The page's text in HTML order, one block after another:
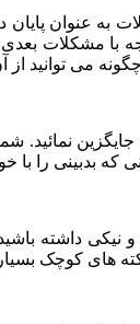
عنوان
با مشکلات
می توانید
جایگزین
و نیکی داشته